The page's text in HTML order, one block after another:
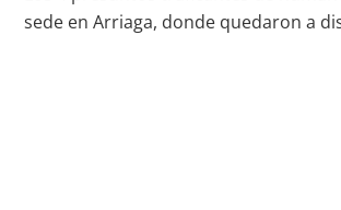
sede en Arriaga, donde quedaron a